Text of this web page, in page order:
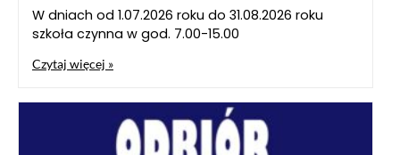
W dniach od 1.07.2026 roku do 31.08.2026 roku
szkoła czynna w god. 7.00-15.00
Czytaj więcej »